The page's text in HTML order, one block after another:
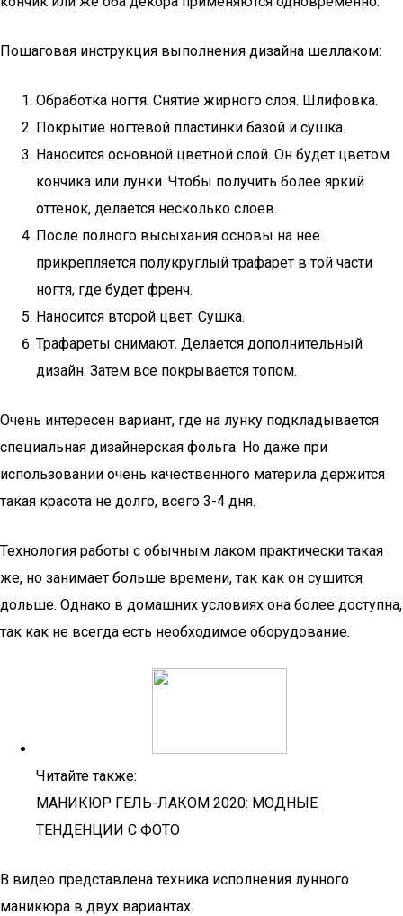
Пошаговая инструкция выполнения дизайна шеллаком:
Обработка ногтя. Снятие жирного слоя. Шлифовка.
Покрытие ногтевой пластинки базой и сушка.
Наносится основной цветной слой. Он будет цветом
кончика или лунки. Чтобы получить более яркий
оттенок, делается несколько слоев.
После полного высыхания основы на нее
прикрепляется полукруглый трафарет в той части
ногтя, где будет френч.
Наносится второй цвет. Сушка.
Трафареты снимают. Делается дополнительный
дизайн. Затем все покрывается топом.
Очень интересен вариант, где на лунку подкладывается
специальная дизайнерская фольга. Но даже при
использовании очень качественного материла держится
такая красота не долго, всего 3-4 дня.
Технология работы с обычным лаком практически такая
же, но занимает больше времени, так как он сушится
дольше. Однако в домашних условиях она более доступна,
так как не всегда есть необходимое оборудование.
Читайте также:
МАНИКЮР ГЕЛЬ-ЛАКОМ 2020: МОДНЫЕ
ТЕНДЕНЦИИ С ФОТО
В видео представлена техника исполнения лунного
маникюра в двух вариантах.